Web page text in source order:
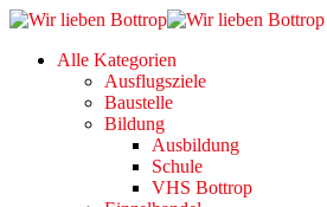
Alle Kategorien
Ausflugsziele
Baustelle
Bildung
Ausbildung
Schule
VHS Bottrop